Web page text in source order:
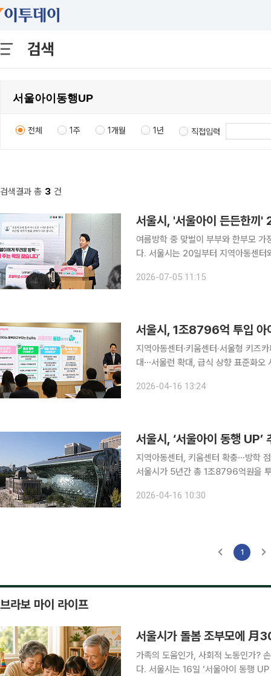
검색
전체 1주 1개월 1년 직접입력
검색결과 총 3 건
여름방학 중 맞벌이 부부와 한부모
다. 서울시는 20일부터 지역아동센터와 우리동네키움센터에서 초등학생 자녀를 위한 점심과 맞춤
시장이 4월 발표한 '서울아이 동행
2026-07-05 11:15
지역아동센터·키움센터·서울형 키즈
대⋯서울런 확대, 급식 상향 표준화오
2026-04-16 13:24
서울시, ‘서울아이 동행
지역아동센터, 키움센터 확충⋯방학
서울시가 5년간 총 1조8796억원을
2026-04-16 10:30
1
브라보 마이 라이프
서울시가 돌봄 조부모에 月
가족의 도움인가, 사회적 노동인가?
다. 서울시는 16일 ‘서울아이 동행